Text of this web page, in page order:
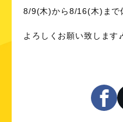
8/9(木)から8/16(木)まで
よろしくお願い致します